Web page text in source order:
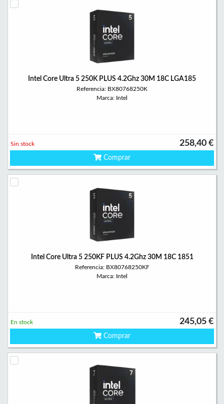
Intel Core Ultra 5 250K PLUS 4.2Ghz 30M 18C LGA185
Referencia: BX80768250K
Marca: Intel
258,40 €
Sin stock
Comprar
Intel Core Ultra 5 250KF PLUS 4.2Ghz 30M 18C 1851
Referencia: BX80768250KF
Marca: Intel
245,05 €
En stock
Comprar